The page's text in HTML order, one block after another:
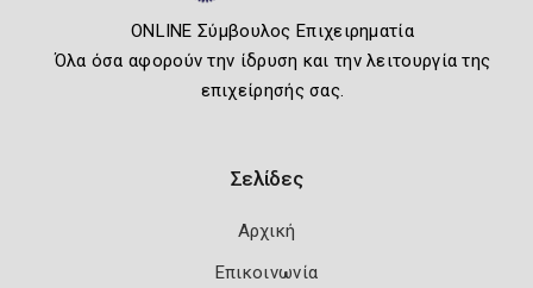
ONLINE Σύμβουλος Επιχειρηματία
Όλα όσα αφορούν την ίδρυση και την λειτουργία της
επιχείρησής σας.
Σελίδες
Αρχική
Επικοινωνία